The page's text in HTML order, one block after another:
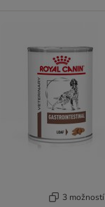
3 možností